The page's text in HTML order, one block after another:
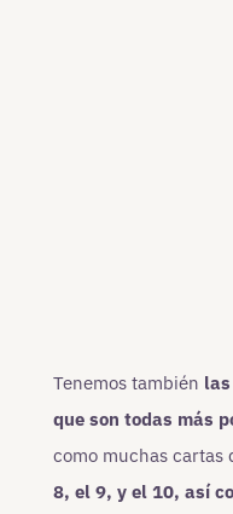
Tenemos también
que son todas más
como muchas cartas
8, el 9, y el 10, así